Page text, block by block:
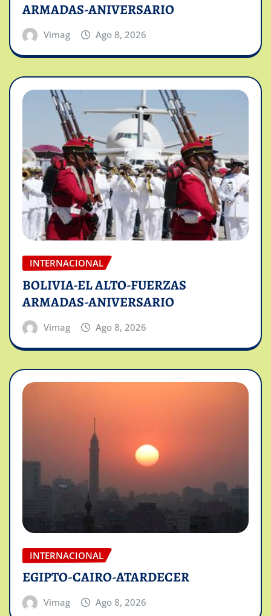
ARMADAS-ANIVERSARIO
Vimag Ago 8, 2026
INTERNACIONAL
BOLIVIA-EL ALTO-FUERZAS
ARMADAS-ANIVERSARIO
Vimag Ago 8, 2026
INTERNACIONAL
EGIPTO-CAIRO-ATARDECER
Vimag Ago 8, 2026